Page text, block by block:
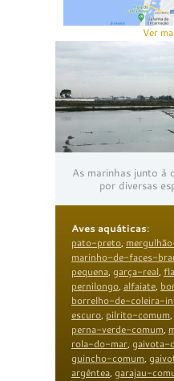
Ver
As marinhas junto à
por diversas
Aves aquáticas:
pato-preto,
marinho-de-faces-
pequena, garça-real,
pernilongo, alfaiate,
borrelho-de-coleira-
escuro, pilrito-comum,
perna-verde-comum,
rola-do-mar, gaivota-
guincho-comum,
argêntea, garajau-